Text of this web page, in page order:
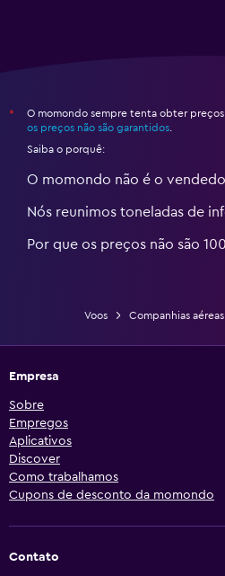
*
O momondo sempre tenta obter
os preços não são garantidos
Saiba o porquê:
O momondo não é o
Nós reunimos toneladas de
Por que os preços não são
Voos Companhias aéreas
Empresa
Sobre
Empregos
Aplicativos
Discover
Como trabalhamos
Cupons de desconto da momondo
Contato